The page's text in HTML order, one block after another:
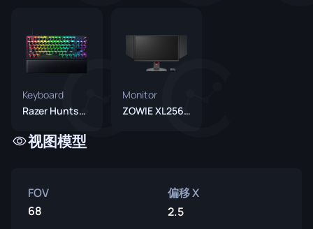
Keyboard
Razer Huntsman V3 Pro TKL Black
Monitor
ZOWIE XL2566K
视图模型
FOV
68
偏移 X
2.5